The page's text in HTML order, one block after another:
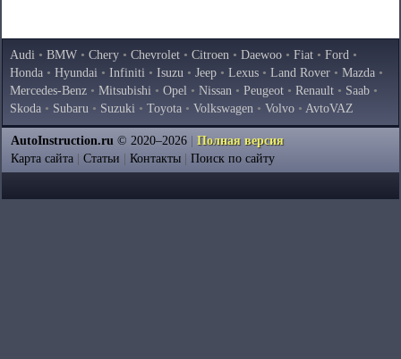
Audi • BMW • Chery • Chevrolet • Citroen • Daewoo • Fiat • Ford •
Honda • Hyundai • Infiniti • Isuzu • Jeep • Lexus • Land Rover • Mazda •
Mercedes-Benz • Mitsubishi • Opel • Nissan • Peugeot • Renault • Saab •
Skoda • Subaru • Suzuki • Toyota • Volkswagen • Volvo • AvtoVAZ
AutoInstruction.ru © 2020–2026
Полная версия
Карта сайта
Статьи Контакты Поиск по сайту